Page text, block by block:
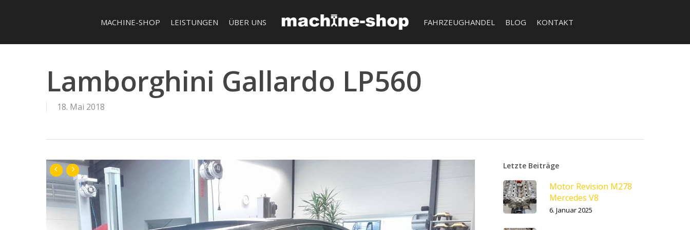
content
MACHINE-SHOP LEISTUNGEN ÜBER UNS FAHRZEUGHANDEL BLOG KONTAKT
Lamborghini Gallardo LP560
18. Mai 2018
Letzte Beiträge
Motor Revision M278
Mercedes V8
6. Januar 2025